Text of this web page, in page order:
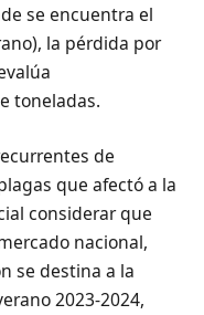
se encuentra el
la pérdida por
toneladas.
de
que afectó a la
considerar que
nacional,
se destina a la
2023-2024,